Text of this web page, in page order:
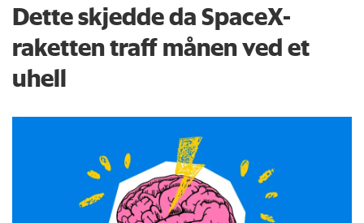
Dette skjedde da SpaceX-
raketten traff månen ved et
uhell